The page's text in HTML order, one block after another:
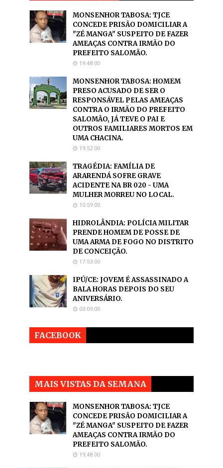
MONSENHOR TABOSA: TJCE
CONCEDE PRISÃO DOMICILIAR A
"ZÉ MANGA" SUSPEITO DE FAZER
AMEAÇAS CONTRA IRMÃO DO
PREFEITO SALOMÃO.
19:48:00
MONSENHOR TABOSA: HOMEM
PRESO ACUSADO DE SER O
RESPONSÁVEL PELAS AMEAÇAS
CONTRA O IRMÃO DO PREFEITO
SALOMÃO, JÁ TEVE O PAI E
OUTROS FAMILIARES MORTOS EM
UMA CHACINA.
19:52:00
TRAGÉDIA: FAMÍLIA DE
ARARENDÁ SOFRE GRAVE
ACIDENTE NA BR 020 - UMA
MULHER MORREU NO LOCAL.
10:59:00
HIDROLÂNDIA: POLÍCIA MILITAR
PRENDE HOMEM DE POSSE DE
UMA ARMA DE FOGO NO DISTRITO
DE CONCEIÇÃO.
17:53:00
IPÚ/CE: JOVEM É ASSASSINADO A
BALA HORAS DEPOIS DO SEU
ANIVERSÁRIO.
03:09:00
FACEBOOK
MAIS VISTAS DA SEMANA
MONSENHOR TABOSA: TJCE
CONCEDE PRISÃO DOMICILIAR A
"ZÉ MANGA" SUSPEITO DE FAZER
AMEAÇAS CONTRA IRMÃO DO
PREFEITO SALOMÃO.
19:48:00